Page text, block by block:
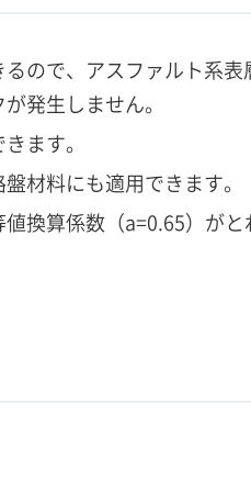
ので、アスファルト系
発生しません。
ます。
材料にも適用できます。
換算係数（a=0.65）がと